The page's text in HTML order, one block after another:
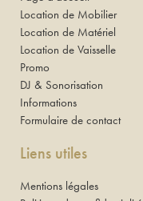
Location de Mobilier
Location de Matériel
Location de Vaisselle
Promo
DJ & Sonorisation
Informations
Formulaire de contact
Liens utiles
Mentions légales